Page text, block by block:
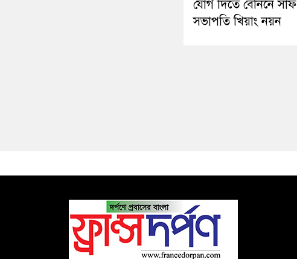
যোগ দিতে বেনিনে সাফ
সভাপতি খিয়াং নয়ন